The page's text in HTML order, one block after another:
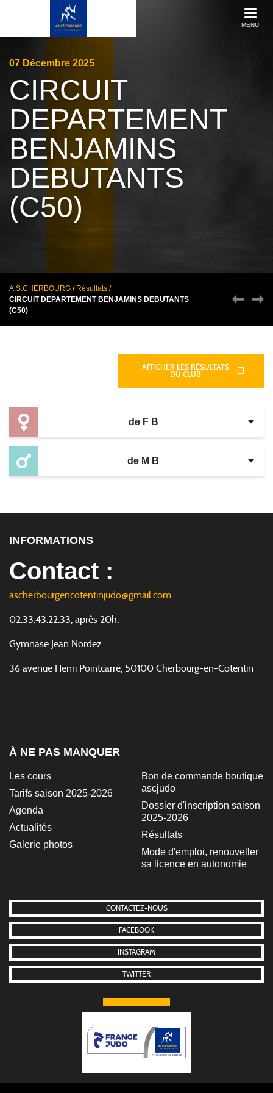
MENU
07 Décembre 2025
CIRCUIT
DEPARTEMENT
BENJAMINS
DEBUTANTS
(C50)
A.S.CHERBOURG / Résultats /
CIRCUIT DEPARTEMENT BENJAMINS DEBUTANTS
(C50)
AFFICHER LES RÉSULTATS
DU CLUB
de F B
de M B
INFORMATIONS
Contact :
ascherbourgencotentinjudo@gmail.com
02.33.43.22.33, après 20h.
Gymnase Jean Nordez
36 avenue Henri Pointcarré, 50100 Cherbourg-en-Cotentin
À NE PAS MANQUER
Les cours
Tarifs saison 2025-2026
Agenda
Actualités
Galerie photos
Bon de commande boutique
ascjudo
Dossier d'inscription saison
2025-2026
Résultats
Mode d'emploi, renouveller
sa licence en autonomie
CONTACTEZ-NOUS
FACEBOOK
INSTAGRAM
TWITTER